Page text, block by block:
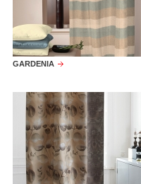
GARDENIA